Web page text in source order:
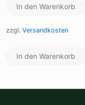
In den Warenkorb
zzgl. Versandkosten
In den Warenkorb